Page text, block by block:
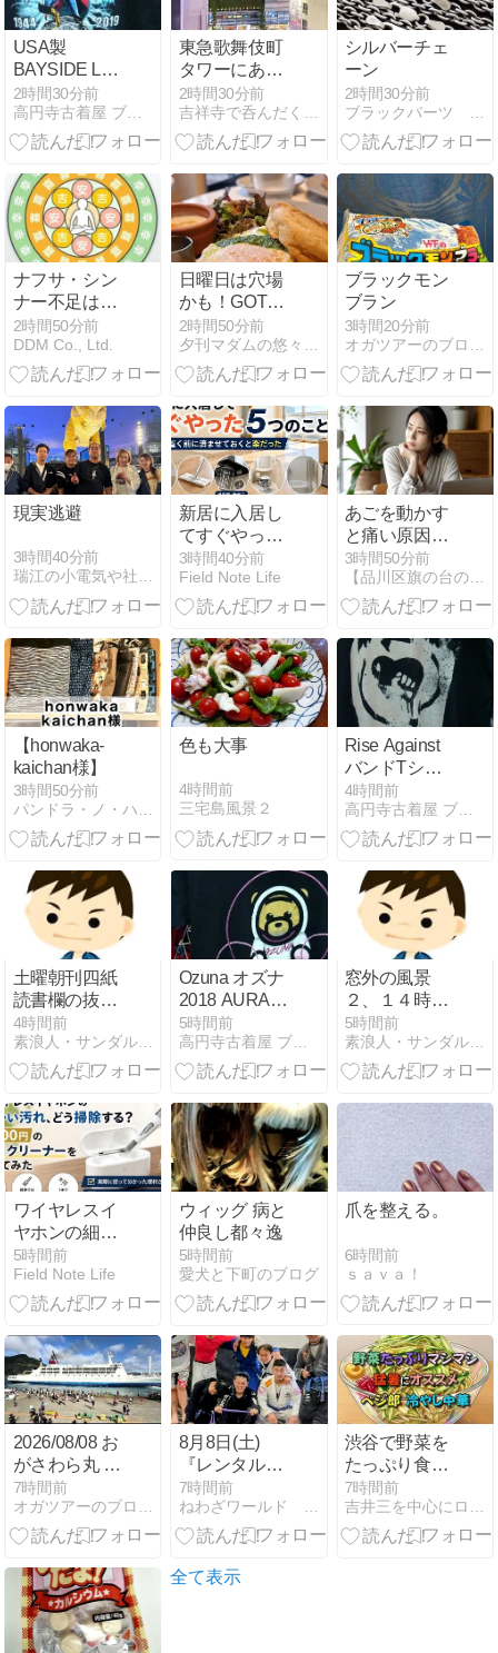
USA製
BAYSIDE L
IBEW 75周年
マイティソー
ポケT (L) 黒 ア
2時間30分前
東急歌舞伎町
タワーにある
SHARI、思い
のほかゴージ
ャスで、雰囲
機会があれば
また使いたい
です。
2時間30分前
シルバーチェ
ーン
2時間30分前
ナフサ・シン
ナー不足はい
つまで？2026
年8月最新の
価格・供給状
2時間50分前
DDM Co., Ltd.
日曜日は穴場
かも！GOTTA
のモーニング
滑り込み～♪
2時間50分前
夕刊マダムの悠々優待生活
ブラックモン
ブラン
3時間20分前
オガツアーのブログ３
現実逃避
3時間40分前
瑞江の小電気や社長の日記
新居に入居し
てすぐやった
5つのこと｜
家具を置く前
に済ませてお
3時間40分前
Field Note Life
あごを動かす
と痛い原因と
は?会話中も
食事中も辛い
方へ
3時間50分前
【品川区旗の台の整体】開院22年9万人の実績「旗の台整体院」
【honwaka-
kaichan様】
3時間50分前
パンドラ・ノ・ハコニワ ハンドメイド委託のレンタルボックス
色も大事
4時間前
三宅島風景２
Rise Against
バンドTシャ
ツ (XL) 墨黒 メ
キシコ製
Philcos
4時間前
高円寺古着屋 ブレッソンアール （新高円寺駅2分）
土曜朝刊四紙
読書欄の抜き
書き・羅列。
2026/08/08（土）。
4時間前
素浪人・サンダルニャーゴの日々。
Ozuna オズナ
2018 AURA
TOUR ツアー
Tシャツ (S) 黒
ギルダン製
5時間前
高円寺古着屋 ブレッソンアール （新高円寺駅2分）
窓外の風景
２、１４時過
ぎたら入道雲
が出ていた。
5時間前
素浪人・サンダルニャーゴの日々。
ワイヤレスイ
ヤホンの細か
い汚れ、どう
掃除する？
1,000円の専用
使ってみた
5時間前
Field Note Life
ウィッグ 病と
仲良し都々逸
5時間前
愛犬と下町のブログ
爪を整える。
6時間前
ｓａｖａ！
2026/08/08 お
がさわら丸 父
島出港動画
7時間前
オガツアーのブログ３
8月8日(土)
『レンタルス
ペース ADA-
エイダ』
7時間前
ねわざワールド 品川
渋谷で野菜を
たっぷり食べ
るなら！ベジ
郎の夏限定
「冷やし中
7時間前
吉井三を中心にログる!!
全て表示